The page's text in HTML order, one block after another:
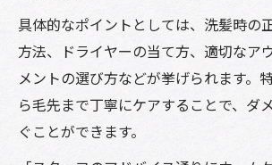
具体的なポイントとしては、洗髪時の
方法、ドライヤーの当て方、適切なア
メントの選び方などが挙げられます。
ら毛先まで丁寧にケアすることで、ダ
ぐことができます。